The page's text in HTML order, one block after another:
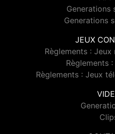
Generations
Generations
JEUX
Règlements :
Règlements
Règlements : Jeux